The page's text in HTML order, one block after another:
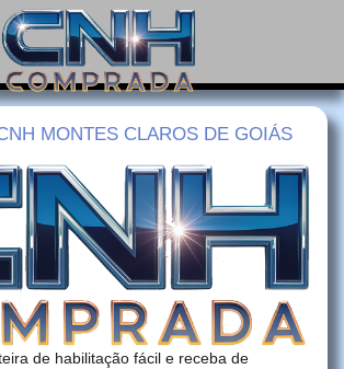
MONTES CLAROS DE GOIÁS
de habilitação fácil e receba de